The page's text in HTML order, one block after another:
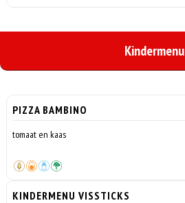
Kindermenu
PIZZA BAMBINO
tomaat en kaas
KINDERMENU VISSTICKS